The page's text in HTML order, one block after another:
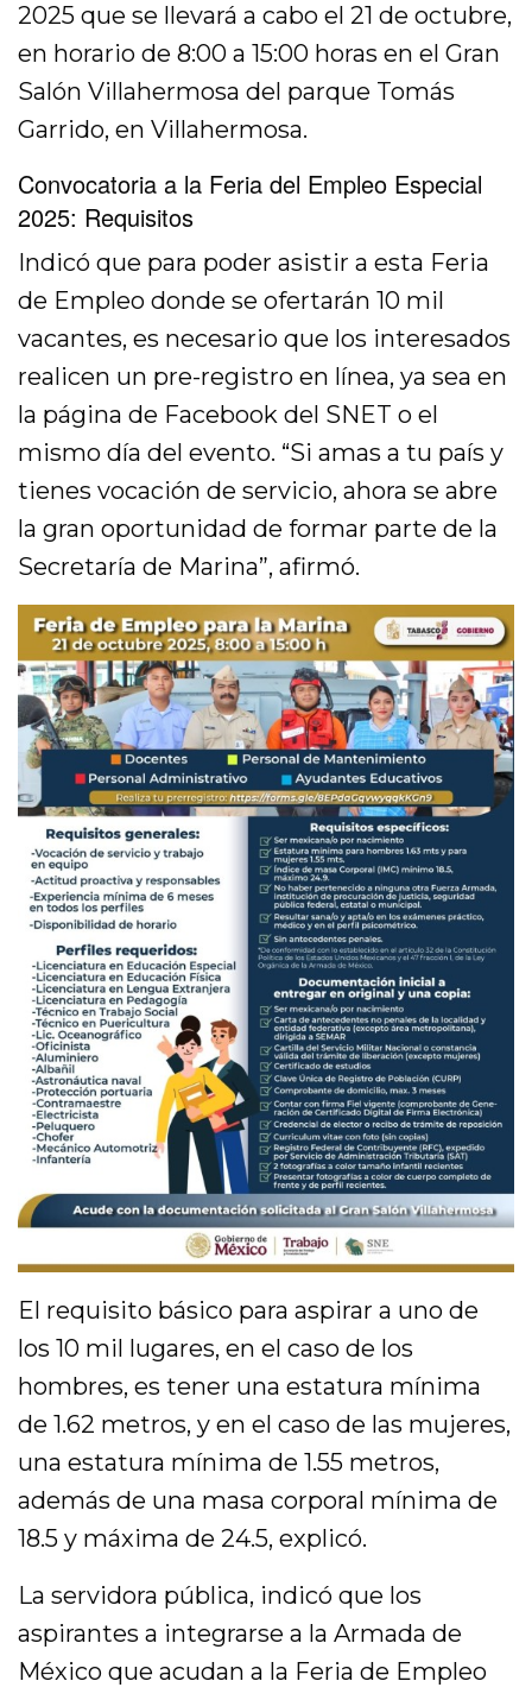
2025 que se llevará a cabo el 21 de octubre,
en horario de 8:00 a 15:00 horas en el Gran
Salón Villahermosa del parque Tomás
Garrido, en Villahermosa.
Convocatoria a la Feria del Empleo Especial
2025: Requisitos
Indicó que para poder asistir a esta Feria
de Empleo donde se ofertarán 10 mil
vacantes, es necesario que los interesados
realicen un pre-registro en línea, ya sea en
la página de Facebook del SNET o el
mismo día del evento. “Si amas a tu país y
tienes vocación de servicio, ahora se abre
la gran oportunidad de formar parte de la
Secretaría de Marina”, afirmó.
El requisito básico para aspirar a uno de
los 10 mil lugares, en el caso de los
hombres, es tener una estatura mínima
de 1.62 metros, y en el caso de las mujeres,
una estatura mínima de 1.55 metros,
además de una masa corporal mínima de
18.5 y máxima de 24.5, explicó.
La servidora pública, indicó que los
aspirantes a integrarse a la Armada de
México que acudan a la Feria de Empleo